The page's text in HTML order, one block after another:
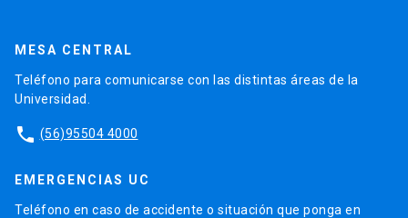
MESA CENTRAL
Teléfono para comunicarse con las distintas áreas de la
Universidad.
phone (56)95504 4000
EMERGENCIAS UC
Teléfono en caso de accidente o situación que ponga en